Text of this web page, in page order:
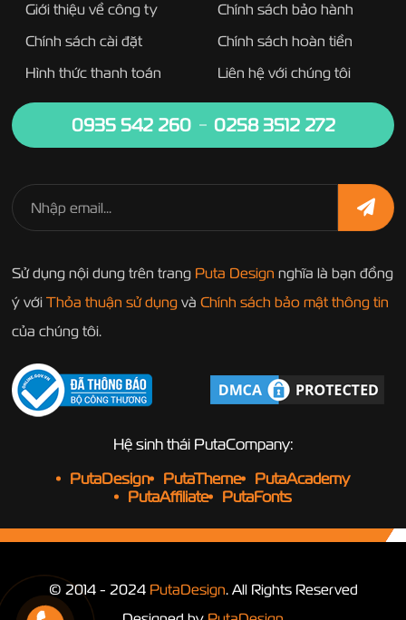
Giới thiệu về công ty
Chính sách bảo hành
Chính sách cài đặt
Chính sách hoàn tiền
Hình thức thanh toán
Liên hệ với chúng tôi
0935 542 260 0258 3512 272
Sử dụng nội dung trên trang Puta Design nghĩa là bạn đồng
ý với Thỏa thuận sử dụngvà Chính sách bảo mật thông tin
của chúng tôi.
Hệ sinh thái PutaCompany:
PutaDesign
PutaTheme
PutaAcademy
PutaAffiliate
PutaFonts
© 2014 - 2024 PutaDesign . All Rights Reserved